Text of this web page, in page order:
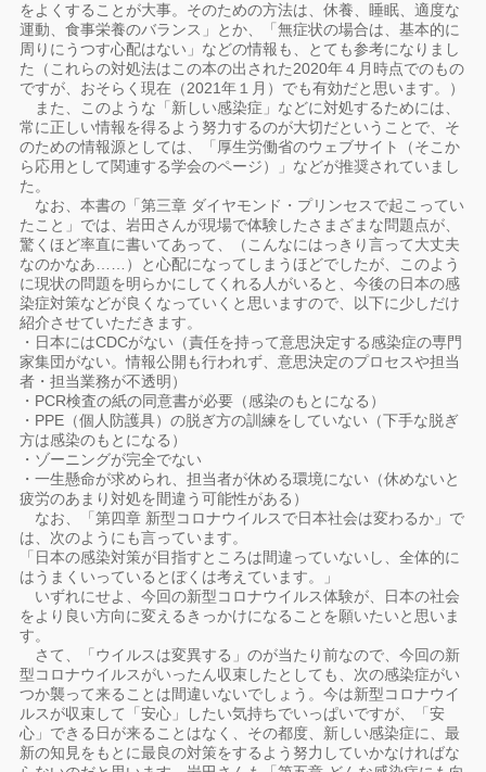
をよくすることが大事。そのための方法は、休養、睡眠、適度な
運動、食事栄養のバランス」とか、「無症状の場合は、基本的に
周りにうつす心配はない」などの情報も、とても参考になりまし
た（これらの対処法はこの本の出された2020年４月時点でのもの
ですが、おそらく現在（2021年１月）でも有効だと思います。）
また、このような「新しい感染症」などに対処するためには、
常に正しい情報を得るよう努力するのが大切だということで、そ
のための情報源としては、「厚生労働省のウェブサイト（そこか
ら応用として関連する学会のページ）」などが推奨されていまし
た。
なお、本書の「第三章 ダイヤモンド・プリンセスで起こってい
たこと」では、岩田さんが現場で体験したさまざまな問題点が、
驚くほど率直に書いてあって、（こんなにはっきり言って大丈夫
なのかなあ……）と心配になってしまうほどでしたが、このよう
に現状の問題を明らかにしてくれる人がいると、今後の日本の感
染症対策などが良くなっていくと思いますので、以下に少しだけ
紹介させていただきます。
・日本にはCDCがない（責任を持って意思決定する感染症の専門
家集団がない。情報公開も行われず、意思決定のプロセスや担当
者・担当業務が不透明）
・PCR検査の紙の同意書が必要（感染のもとになる）
・PPE（個人防護具）の脱ぎ方の訓練をしていない（下手な脱ぎ
方は感染のもとになる）
・ゾーニングが完全でない
・一生懸命が求められ、担当者が休める環境にない（休めないと
疲労のあまり対処を間違う可能性がある）
なお、「第四章 新型コロナウイルスで日本社会は変わるか」で
は、次のようにも言っています。
「日本の感染対策が目指すところは間違っていないし、全体的に
はうまくいっているとぼくは考えています。」
いずれにせよ、今回の新型コロナウイルス体験が、日本の社会
をより良い方向に変えるきっかけになることを願いたいと思いま
す。
さて、「ウイルスは変異する」のが当たり前なので、今回の新
型コロナウイルスがいったん収束したとしても、次の感染症がい
つか襲って来ることは間違いないでしょう。今は新型コロナウイ
ルスが収束して「安心」したい気持ちでいっぱいですが、「安
心」できる日が来ることはなく、その都度、新しい感染症に、最
新の知見をもとに最良の対策をするよう努力していかなければな